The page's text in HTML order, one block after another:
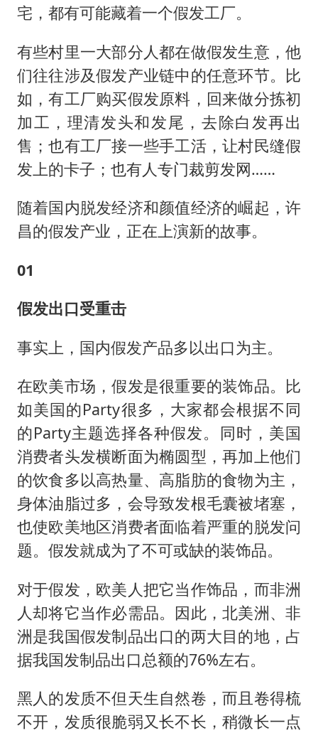
宅，都有可能藏着一个假发工厂。
有些村里一大部分人都在做假发生意，他
们往往涉及假发产业链中的任意环节。比
如，有工厂购买假发原料，回来做分拣初
加工，理清发头和发尾，去除白发再出
售；也有工厂接一些手工活，让村民缝假
发上的卡子；也有人专门裁剪发网……
随着国内脱发经济和颜值经济的崛起，许
昌的假发产业，正在上演新的故事。
01
假发出口受重击
事实上，国内假发产品多以出口为主。
在欧美市场，假发是很重要的装饰品。比
如美国的Party很多，大家都会根据不同
的Party主题选择各种假发。同时，美国
消费者头发横断面为椭圆型，再加上他们
的饮食多以高热量、高脂肪的食物为主，
身体油脂过多，会导致发根毛囊被堵塞，
也使欧美地区消费者面临着严重的脱发问
题。假发就成为了不可或缺的装饰品。
对于假发，欧美人把它当作饰品，而非洲
人却将它当作必需品。因此，北美洲、非
洲是我国假发制品出口的两大目的地，占
据我国发制品出口总额的76%左右。
黑人的发质不但天生自然卷，而且卷得梳
不开，发质很脆弱又长不长，稍微长一点